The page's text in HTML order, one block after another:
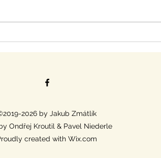
tradičně jako
2026 by Jakub Zmátlík
Ondřej Kroutil & Pavel Niederle
created with Wix.com